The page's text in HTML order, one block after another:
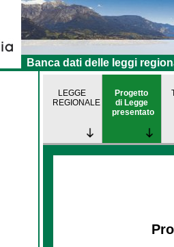
Banca dati delle leggi
LEGGE
REGIONALE
Progetto
di Legge
presentato